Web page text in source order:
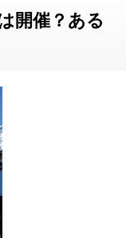
開催？ある